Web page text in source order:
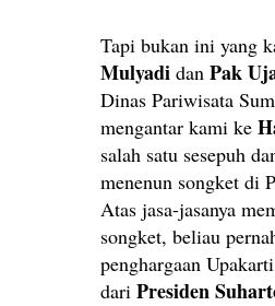
Tapi bukan ini yang
Mulyadi dan Pak
Dinas Pariwisata
mengantar kami ke
salah satu sesepuh
menenun songket di
Atas jasa-jasanya
songket, beliau
penghargaan
dari Presiden